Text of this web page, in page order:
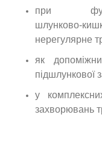
при
нерегулярне
як
підшлункової
у
захворювань